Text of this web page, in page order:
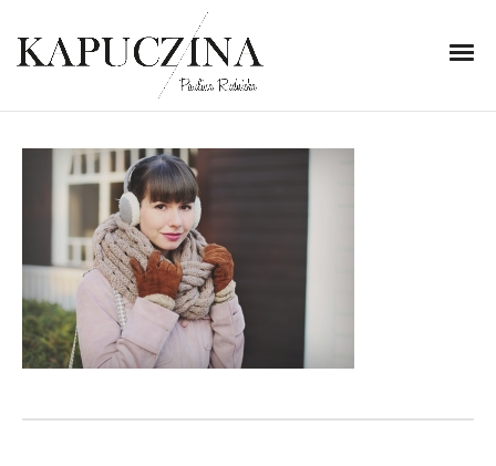
4 grudnia 2014
IMG_5649
Written by